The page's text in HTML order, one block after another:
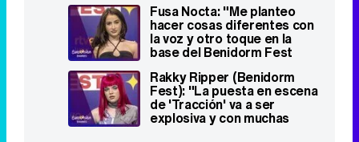
Fusa Nocta: "Me planteo
hacer cosas diferentes con
la voz y otro toque en la
base del Benidorm Fest
Rakky Ripper (Benidorm
Fest): "La puesta en escena
de 'Tracción' va a ser
explosiva y con muchas
sorpresas"